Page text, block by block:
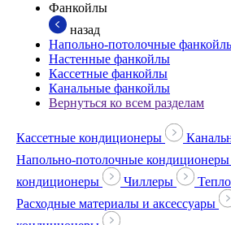
Фанкойлы
назад
Напольно-потолочные
Настенные фанкойлы
Кассетные фанкойлы
Канальные фанкойлы
Вернуться ко всем разделам
Кассетные кондиционеры
Напольно-потолочные кондиционеры
кондиционеры
Чиллеры
Расходные материалы и аксессуары